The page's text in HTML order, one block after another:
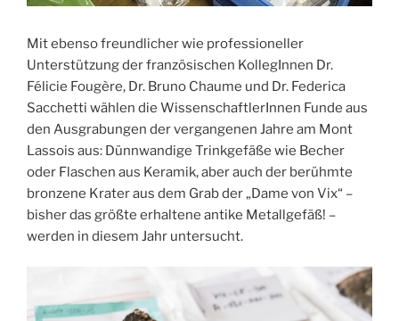
Mit ebenso freundlicher wie professioneller
Unterstützung der französischen KollegInnen Dr.
Félicie Fougère, Dr. Bruno Chaume und Dr. Federica
Sacchetti wählen die WissenschaftlerInnen Funde aus
den Ausgrabungen der vergangenen Jahre am Mont
Lassois aus: Dünnwandige Trinkgefäße wie Becher
oder Flaschen aus Keramik, aber auch der berühmte
bronzene Krater aus dem Grab der „Dame von Vix“ –
bisher das größte erhaltene antike Metallgefäß! –
werden in diesem Jahr untersucht.